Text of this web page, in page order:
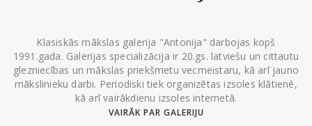
Klasiskās mākslas galerija "Antonija" darbojas kopš
1991.gada. Galerijas specializācija ir 20.gs. latviešu un cittautu
glezniecības un mākslas priekšmetu vecmeistaru, kā arī jauno
mākslinieku darbi. Periodiski tiek organizētas izsoles klātienē,
kā arī vairākdienu izsoles internetā.
VAIRĀK PAR GALERIJU